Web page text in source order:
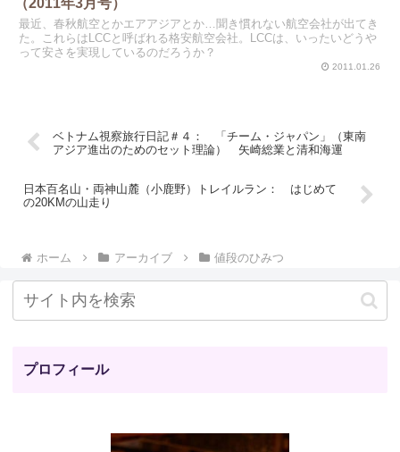
最近、春秋航空とかエアアジアとか…聞き慣れない航空会社が出てき
た。これらはLCCと呼ばれる格安航空会社。LCCは、いったいどうや
って安さを実現しているのだろうか？
2011.01.26
ベトナム視察旅行日記＃４： 「チーム・ジャパン」（東南
アジア進出のためのセット理論） 矢崎総業と清和海運
日本百名山・両神山麓（小鹿野）トレイルラン： はじめて
の20KMの山走り
ホーム アーカイブ 値段のひみつ
プロフィール